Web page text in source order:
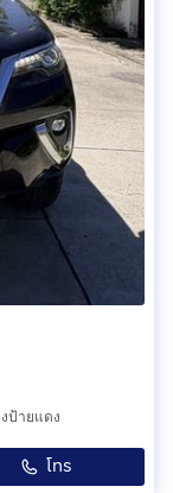
ป้ายแดง
โทร